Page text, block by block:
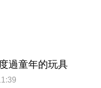
過童年的玩具